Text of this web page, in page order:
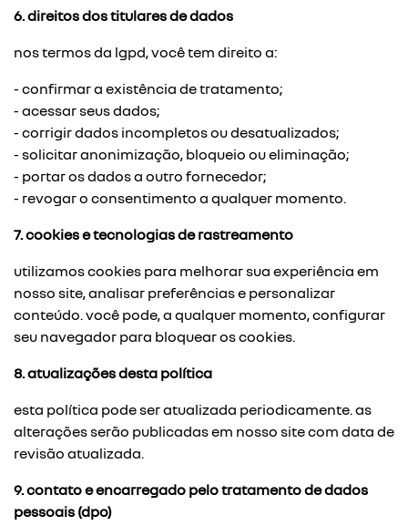
6. direitos dos titulares de dados
nos termos da lgpd, você tem direito a:
- confirmar a existência de tratamento;
- acessar seus dados;
- corrigir dados incompletos ou desatualizados;
- solicitar anonimização, bloqueio ou eliminação;
- portar os dados a outro fornecedor;
- revogar o consentimento a qualquer momento.
7. cookies e tecnologias de rastreamento
utilizamos cookies para melhorar sua experiência em
nosso site, analisar preferências e personalizar
conteúdo. você pode, a qualquer momento, configurar
seu navegador para bloquear os cookies.
8. atualizações desta política
esta política pode ser atualizada periodicamente. as
alterações serão publicadas em nosso site com data de
revisão atualizada.
9. contato e encarregado pelo tratamento de dados
pessoais (dpo)